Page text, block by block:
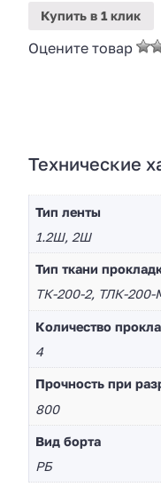
Купить в 1 клик
Оцените товар
Технические
Тип ленты
1.2Ш, 2Ш
Тип ткани
ТК-200-2, ТЛК-
Количество
4
Прочность при
800
Вид борта
РБ